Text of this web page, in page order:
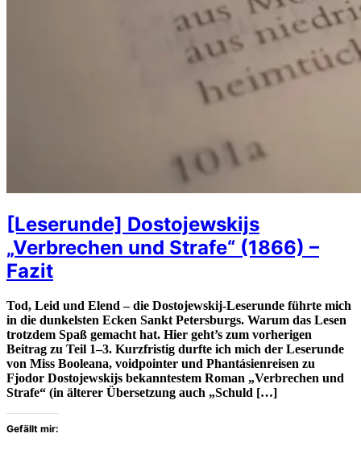
[Leserunde] Dostojewskijs
„Verbrechen und Strafe“ (1866) –
Fazit
Tod, Leid und Elend – die Dostojewskij-Leserunde führte mich
in die dunkelsten Ecken Sankt Petersburgs. Warum das Lesen
trotzdem Spaß gemacht hat. Hier geht’s zum vorherigen
Beitrag zu Teil 1–3. Kurzfristig durfte ich mich der Leserunde
von Miss Booleana, voidpointer und Phantásienreisen zu
Fjodor Dostojewskijs bekanntestem Roman „Verbrechen und
Strafe“ (in älterer Übersetzung auch „Schuld […]
Gefällt mir: